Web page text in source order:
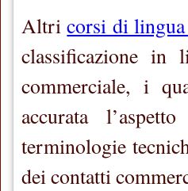
Altricorsi di
classificazione
commerciale, i
accurata
terminologie
dei contatti